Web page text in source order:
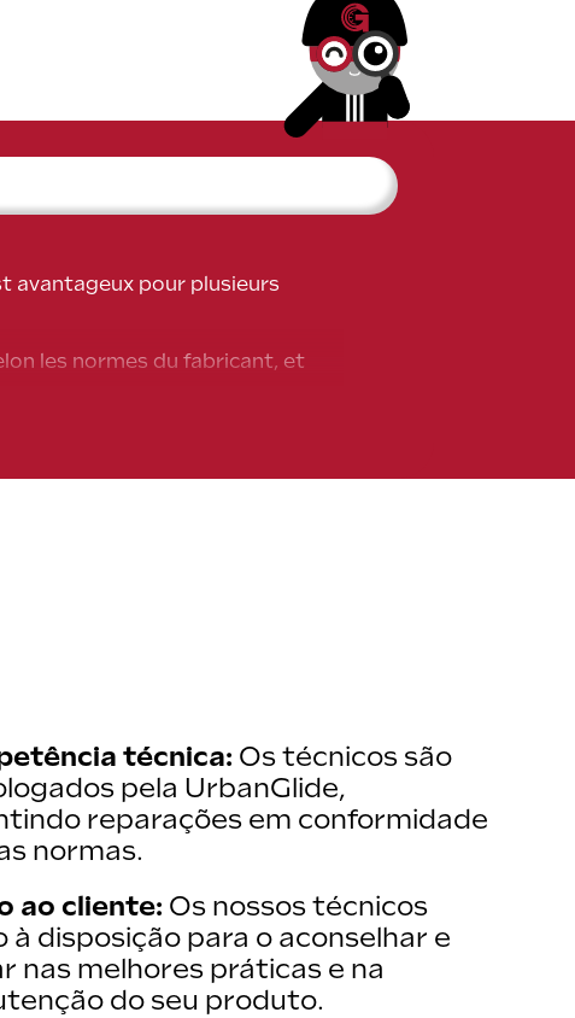
avantageux pour plusieurs
les normes du fabricant, et
ce qui minimise les risques
técnica: Os técnicos são
pela UrbanGlide,
reparações em conformidade
normas.
ao cliente: Os nossos técnicos
à disposição para o aconselhar e
nas melhores práticas e na
do seu produto.